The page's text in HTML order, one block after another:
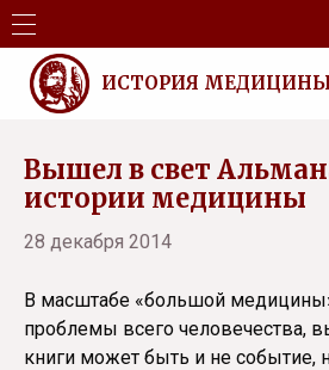
ИСТОРИЯ
Вышел в свет
истории медицины
28 декабря 2014
В масштабе «большой
проблемы всего человечества,
книги может быть и не событие,